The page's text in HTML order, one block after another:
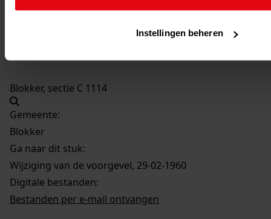
Instellingen beheren
Blokker, M.i.v. 1963 Bangert 24
Blokker, sectie C 1114
Gemeente:
Blokker
Ga naar dit stuk:
Wijziging van de voorgevel, 29-02-1960
Digitale bestanden:
Bestanden per e-mail ontvangen